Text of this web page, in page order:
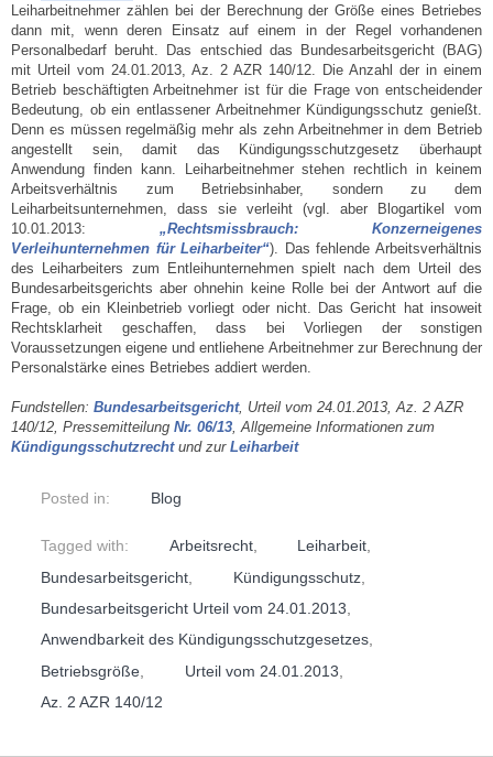
Leiharbeitnehmer zählen bei der Berechnung der Größe eines Betriebes
dann mit, wenn deren Einsatz auf einem in der Regel vorhandenen
Personalbedarf beruht. Das entschied das Bundesarbeitsgericht (BAG)
mit Urteil vom 24.01.2013, Az. 2 AZR 140/12. Die Anzahl der in einem
Betrieb beschäftigten Arbeitnehmer ist für die Frage von entscheidender
Bedeutung, ob ein entlassener Arbeitnehmer Kündigungsschutz genießt.
Denn es müssen regelmäßig mehr als zehn Arbeitnehmer in dem Betrieb
angestellt sein, damit das Kündigungsschutzgesetz überhaupt
Anwendung finden kann. Leiharbeitnehmer stehen rechtlich in keinem
Arbeitsverhältnis zum Betriebsinhaber, sondern zu dem
Leiharbeitsunternehmen, dass sie verleiht (vgl. aber Blogartikel vom
10.01.2013: „Rechtsmissbrauch: Konzerneigenes
Verleihunternehmen für Leiharbeiter“). Das fehlende Arbeitsverhältnis
des Leiharbeiters zum Entleihunternehmen spielt nach dem Urteil des
Bundesarbeitsgerichts aber ohnehin keine Rolle bei der Antwort auf die
Frage, ob ein Kleinbetrieb vorliegt oder nicht. Das Gericht hat insoweit
Rechtsklarheit geschaffen, dass bei Vorliegen der sonstigen
Voraussetzungen eigene und entliehene Arbeitnehmer zur Berechnung der
Personalstärke eines Betriebes addiert werden.
Fundstellen: Bundesarbeitsgericht, Urteil vom 24.01.2013, Az. 2 AZR
140/12, Pressemitteilung Nr. 06/13 , Allgemeine Informationen zum
Kündigungsschutzrechtund zur Leiharbeit
Posted in: Blog
Tagged with: Arbeitsrecht, Leiharbeit,
Bundesarbeitsgericht
Kündigungsschutz,
Bundesarbeitsgericht Urteil vom 24.01.2013
Anwendbarkeit des Kündigungsschutzgesetzes,
Betriebsgröße
Urteil vom 24.01.2013
Az. 2 AZR 140/12